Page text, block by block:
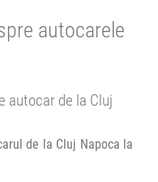
de îmbarcare.
autocarele
autocar de la Cluj
de la Cluj Napoca la